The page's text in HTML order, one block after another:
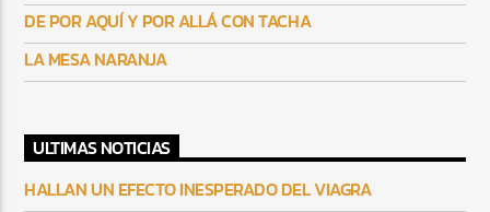
DE POR AQUÍ Y POR ALLÁ CON TACHA
LA MESA NARANJA
ULTIMAS NOTICIAS
HALLAN UN EFECTO INESPERADO DEL VIAGRA